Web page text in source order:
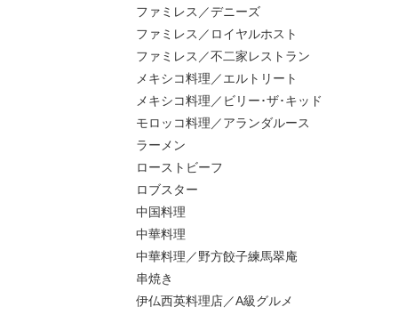
ファミレス／デニーズ
ファミレス／ロイヤルホスト
ファミレス／不二家レストラン
メキシコ料理／エルトリート
メキシコ料理／ビリー･ザ･キッド
モロッコ料理／アランダルース
ラーメン
ローストビーフ
ロブスター
中国料理
中華料理
中華料理／野方餃子練馬翠庵
串焼き
伊仏西英料理店／A級グルメ